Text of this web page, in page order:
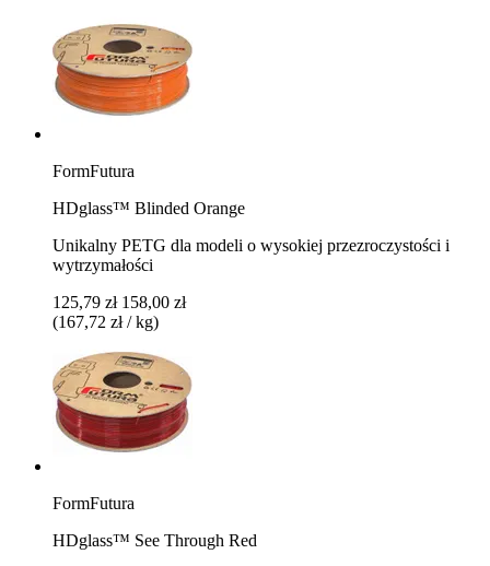
FormFutura
HDglass™ Blinded Orange
Unikalny PETG dla modeli o wysokiej przezroczystości i
wytrzymałości
125,79 zł 158,00 zł
(167,72 zł / kg)
FormFutura
HDglass™ See Through Red